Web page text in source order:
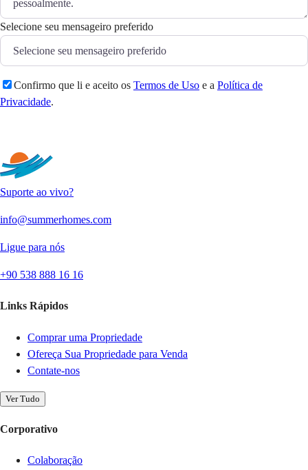
Selecione seu mensageiro preferido
Confirmo que li e aceito os Termos de Uso e a Política de
Privacidade.
Suporte ao vivo?
info@summerhomes.com
Ligue para nós
+90 538 888 16 16
Links Rápidos
Comprar uma Propriedade
Ofereça Sua Propriedade para Venda
Contate-nos
Ver Tudo
Corporativo
Colaboração